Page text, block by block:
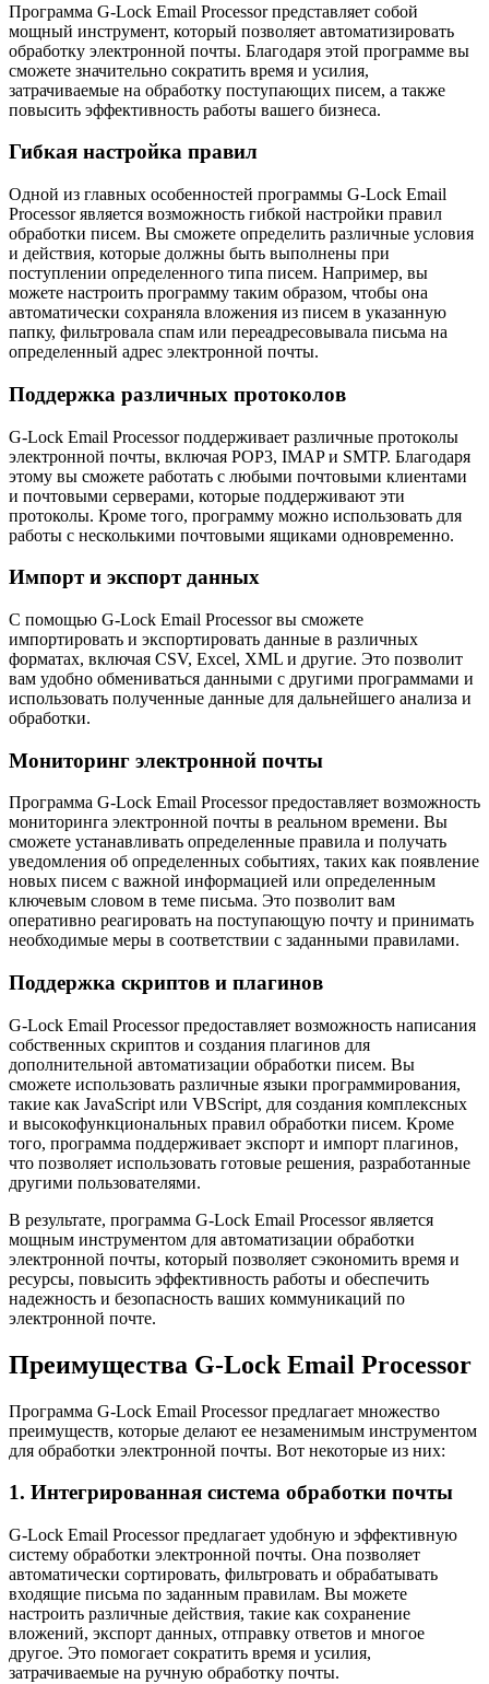
Программа G-Lock Email Processor представляет собой
мощный инструмент, который позволяет автоматизировать
обработку электронной почты. Благодаря этой программе вы
сможете значительно сократить время и усилия,
затрачиваемые на обработку поступающих писем, а также
повысить эффективность работы вашего бизнеса.
Гибкая настройка правил
Одной из главных особенностей программы G-Lock Email
Processor является возможность гибкой настройки правил
обработки писем. Вы сможете определить различные условия
и действия, которые должны быть выполнены при
поступлении определенного типа писем. Например, вы
можете настроить программу таким образом, чтобы она
автоматически сохраняла вложения из писем в указанную
папку, фильтровала спам или переадресовывала письма на
определенный адрес электронной почты.
Поддержка различных протоколов
G-Lock Email Processor поддерживает различные протоколы
электронной почты, включая POP3, IMAP и SMTP. Благодаря
этому вы сможете работать с любыми почтовыми клиентами
и почтовыми серверами, которые поддерживают эти
протоколы. Кроме того, программу можно использовать для
работы с несколькими почтовыми ящиками одновременно.
Импорт и экспорт данных
С помощью G-Lock Email Processor вы сможете
импортировать и экспортировать данные в различных
форматах, включая CSV, Excel, XML и другие. Это позволит
вам удобно обмениваться данными с другими программами и
использовать полученные данные для дальнейшего анализа и
обработки.
Мониторинг электронной почты
Программа G-Lock Email Processor предоставляет возможность
мониторинга электронной почты в реальном времени. Вы
сможете устанавливать определенные правила и получать
уведомления об определенных событиях, таких как появление
новых писем с важной информацией или определенным
ключевым словом в теме письма. Это позволит вам
оперативно реагировать на поступающую почту и принимать
необходимые меры в соответствии с заданными правилами.
Поддержка скриптов и плагинов
G-Lock Email Processor предоставляет возможность написания
собственных скриптов и создания плагинов для
дополнительной автоматизации обработки писем. Вы
сможете использовать различные языки программирования,
такие как JavaScript или VBScript, для создания комплексных
и высокофункциональных правил обработки писем. Кроме
того, программа поддерживает экспорт и импорт плагинов,
что позволяет использовать готовые решения, разработанные
другими пользователями.
В результате, программа G-Lock Email Processor является
мощным инструментом для автоматизации обработки
электронной почты, который позволяет сэкономить время и
ресурсы, повысить эффективность работы и обеспечить
надежность и безопасность ваших коммуникаций по
электронной почте.
Преимущества G-Lock Email Processor
Программа G-Lock Email Processor предлагает множество
преимуществ, которые делают ее незаменимым инструментом
для обработки электронной почты. Вот некоторые из них:
1. Интегрированная система обработки почты
G-Lock Email Processor предлагает удобную и эффективную
систему обработки электронной почты. Она позволяет
автоматически сортировать, фильтровать и обрабатывать
входящие письма по заданным правилам. Вы можете
настроить различные действия, такие как сохранение
вложений, экспорт данных, отправку ответов и многое
другое. Это помогает сократить время и усилия,
затрачиваемые на ручную обработку почты.